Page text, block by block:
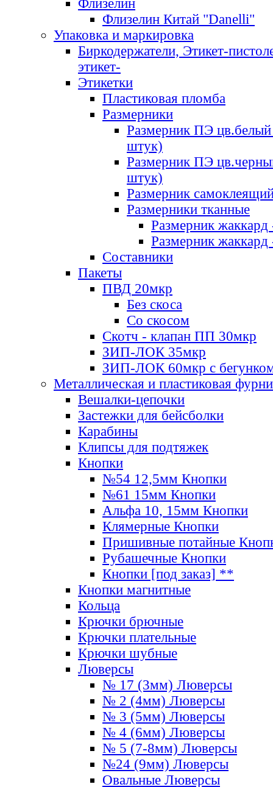
Флизелин
Флизелин Китай "Danelli"
Упаковка и маркировка
Биркодержатели, Этикет-
этикет-
Этикетки
Пластиковая пломба
Размерники
Размерник ПЭ цв.белый
штук)
Размерник ПЭ
штук)
Размерник
Размерники тканные
Размерник
Размерник
Составники
Пакеты
ПВД 20мкр
Без скоса
Со скосом
Скотч - клапан ПП 30мкр
ЗИП-ЛОК 35мкр
ЗИП-ЛОК 60мкр с
Металлическая и пластиковая
Вешалки-цепочки
Застежки для бейсболки
Карабины
Клипсы для подтяжек
Кнопки
№54 12,5мм Кнопки
№61 15мм Кнопки
Альфа 10, 15мм Кнопки
Клямерные Кнопки
Пришивные потайные
Рубашечные Кнопки
Кнопки [под заказ] **
Кнопки магнитные
Кольца
Крючки брючные
Крючки плательные
Крючки шубные
Люверсы
№ 17 (3мм) Люверсы
№ 2 (4мм) Люверсы
№ 3 (5мм) Люверсы
№ 4 (6мм) Люверсы
№ 5 (7-8мм) Люверсы
№24 (9мм) Люверсы
Овальные Люверсы